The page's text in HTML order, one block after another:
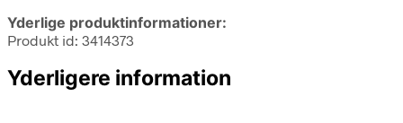
Yderlige produktinformationer:
Produkt id: 3414373
Yderligere information